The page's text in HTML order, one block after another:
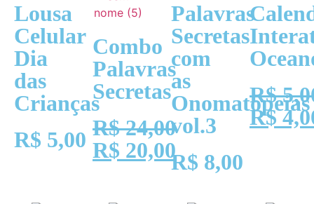
Lousa
Celular
Dia
das
Crianças
R$ 5,00
Combo
Palavras
Secretas
R$24,00
R$ 20,00
Palavras
Secretas
com
as
Onomatopeias
vol.3
R$ 8,00
R$
R$